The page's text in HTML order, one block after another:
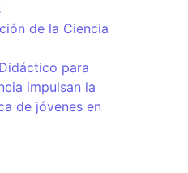
de la Ciencia
para
impulsan la
de jóvenes en